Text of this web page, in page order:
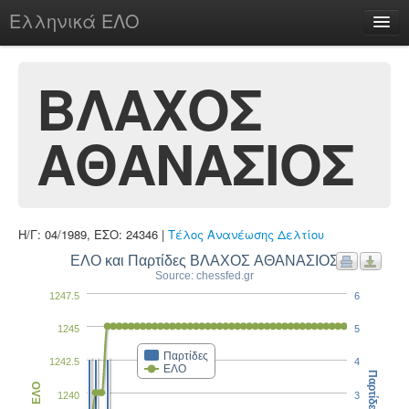
Ελληνικά ΕΛΟ
chesstu.be @ discord
Login
ΒΛΑΧΟΣ
ΑΘΑΝΑΣΙΟΣ
Η/Γ: 04/1989, ΕΣΟ: 24346 | Τέλος Ανανέωσης Δελτίου
ΕΛΟ και Παρτίδες ΒΛΑΧΟΣ ΑΘΑΝΑΣΙΟΣ
Source: chessfed.gr
Παρτίδες
ΕΛΟ
1240
1242.5
1245
1247.5
ΕΛΟ 3
4
5
6
Παρτίδες